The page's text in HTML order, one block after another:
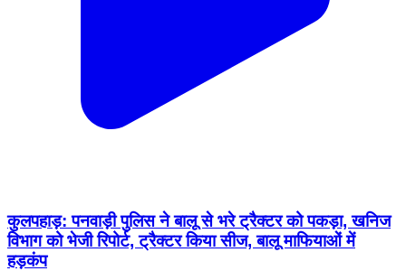
कुलपहाड़: पनवाड़ी पुलिस ने बालू से भरे ट्रैक्टर को पकड़ा, खनिज
विभाग को भेजी रिपोर्ट, ट्रैक्टर किया सीज, बालू माफियाओं में
हड़कंप